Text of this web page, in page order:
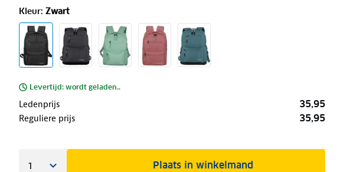
Kleur: Zwart
Levertijd: wordt geladen..
Ledenprijs 35,95
Reguliere prijs 35,95
Plaats in winkelmand